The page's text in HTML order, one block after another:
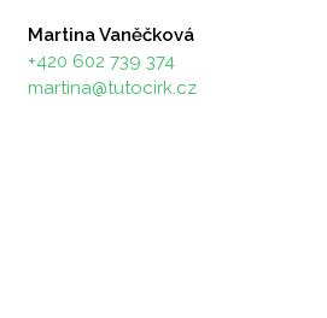
Martina Vaněčková
+420 602 739 374
martina@tutocirk.cz